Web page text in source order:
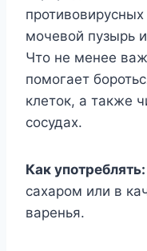
мочевой пузырь
Что не менее
помогает
клеток, а также
сосудах.
Как употреблять:
сахаром или в
варенья.